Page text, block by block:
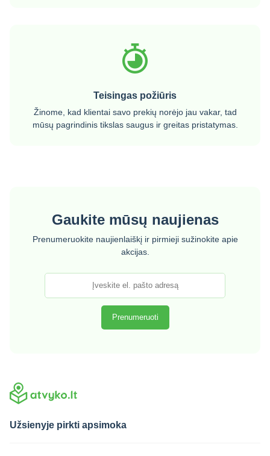
Teisingas požiūris
Žinome, kad klientai savo prekių norėjo jau vakar, tad
mūsų pagrindinis tikslas saugus ir greitas pristatymas.
Gaukite mūsų naujienas
Prenumeruokite naujienlaiškį ir pirmieji sužinokite apie
akcijas.
Užsienyje pirkti apsimoka